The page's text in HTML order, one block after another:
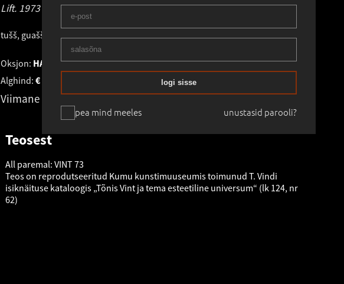
pea mind meeles
logi sisse
unustasid parooli?
Lift. 1973
tušš, guašš, kartong.35.5 × 35.5 cmRaamitud
Oksjon: HAUS GALERII XXXII OKSJON. 2012 sügis26.10.2012
Alghind: €
Viimane pakkumine: 1 550
€
Teosest
All paremal: VINT 73
Teos on reprodutseeritud Kumu kunstimuuseumis toimunud T. Vindi
isiknäituse kataloogis „Tõnis Vint ja tema esteetiline universum“ (lk 124, nr
62)